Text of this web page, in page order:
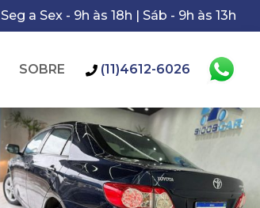
Seg a Sex - 9h às 18h | Sáb - 9h às 13h
SOBRE (11)4612-6026